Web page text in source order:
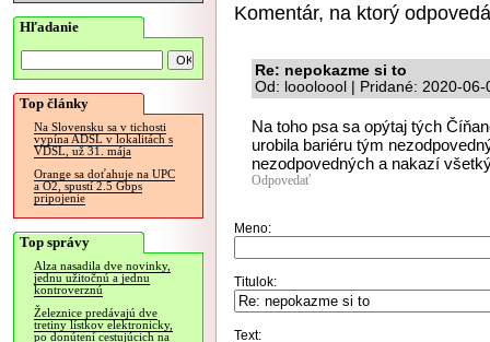
Hľadanie
Top články
Na Slovensku sa v tichosti
vypína ADSL v lokalitách s
VDSL, už 31. mája
Orange sa doťahuje na UPC
a O2, spustí 2.5 Gbps
pripojenie
Top správy
Alza nasadila dve novinky,
jednu užitočnú a jednu
kontroverznú
Železnice predávajú dve
tretiny lístkov elektronicky,
po donútení cestujúcich na
Komentár, na ktorý
Re: nepokazme si to
Od: loooloool | Pridané: 2020-
Na toho psa sa opýtaj tých
urobila bariéru tým
nezodpovedných a nakazí
Odpovedať
Meno:
Titulok:
Text: